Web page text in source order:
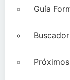
Guía
Buscador